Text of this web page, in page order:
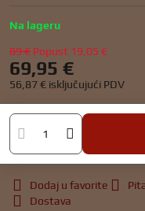
Na lageru
89 € Popust 19,05 €
69,95 €
56,87 € isključujući PDV
Dodaj u favorite
Dostava